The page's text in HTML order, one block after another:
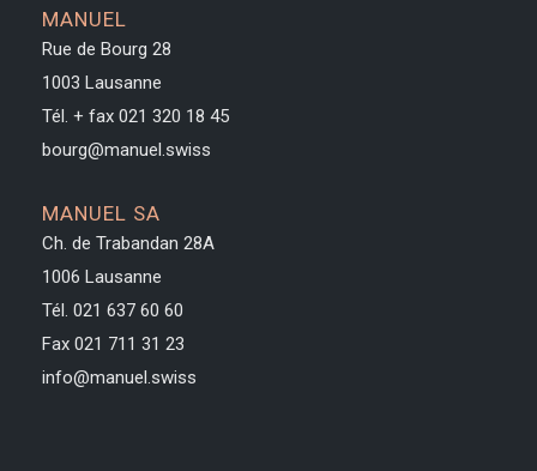
MANUEL
Rue de Bourg 28
1003 Lausanne
Tél. + fax 021 320 18 45
bourg@manuel.swiss
MANUEL SA
Ch. de Trabandan 28A
1006 Lausanne
Tél. 021 637 60 60
Fax 021 711 31 23
info@manuel.swiss